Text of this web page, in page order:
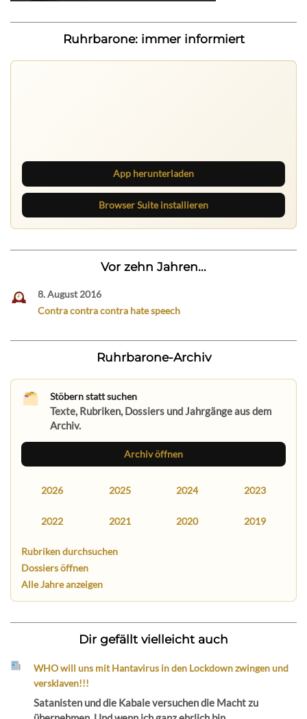
Ruhrbarone: immer informiert
App herunterladen
Browser Suite installieren
Vor zehn Jahren...
8. August 2016
Contra contra contra hate speech
Ruhrbarone-Archiv
Stöbern statt suchen
Texte, Rubriken, Dossiers und Jahrgänge aus dem
Archiv.
Archiv öffnen
2026 2025 2024 2023
2022 2021 2020 2019
Rubriken durchsuchen
Dossiers öffnen
Alle Jahre anzeigen
Dir gefällt vielleicht auch
WHO will uns mit Hantavirus in den Lockdown zwingen und
versklaven!!!
Satanisten und die Kabale versuchen die Macht zu